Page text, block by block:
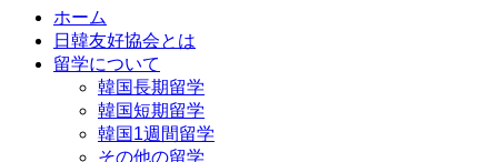
ホーム
日韓友好協会とは
留学について
韓国長期留学
韓国短期留学
韓国1週間留学
その他の留学